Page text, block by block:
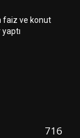
faiz ve konut
716